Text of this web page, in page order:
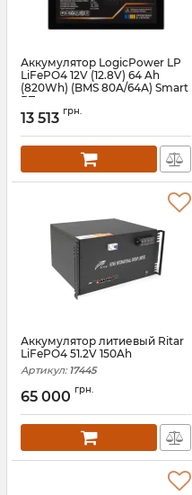
Аккумулятор LogicPower LP
LiFePO4 12V (12.8V) 64 Ah
(820Wh) (BMS 80A/64А) Smart
BT
Артикул: LP30664
13 513 грн.
Аккумулятор литиевый Ritar
LiFePO4 51.2V 150Ah
Артикул: 17445
65 000 грн.